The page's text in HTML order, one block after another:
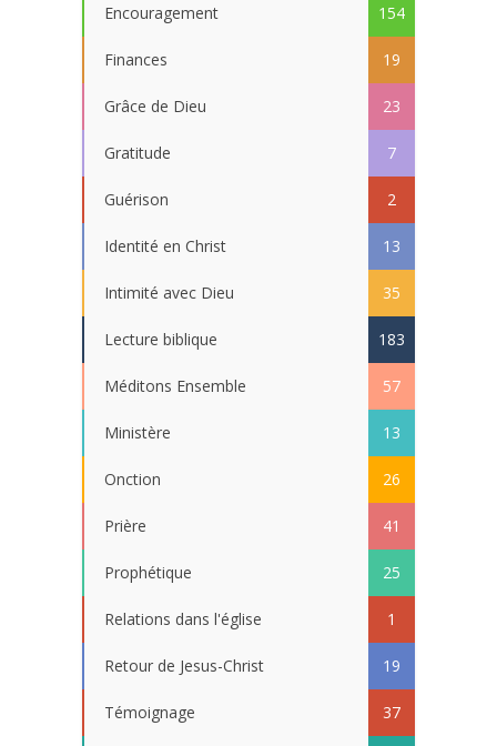
Encouragement 154
Finances 19
Grâce de Dieu 23
Gratitude 7
Guérison 2
Identité en Christ 13
Intimité avec Dieu 35
Lecture biblique 183
Méditons Ensemble 57
Ministère 13
Onction 26
Prière 41
Prophétique 25
Relations dans l'église 1
Retour de Jesus-Christ 19
Témoignage 37